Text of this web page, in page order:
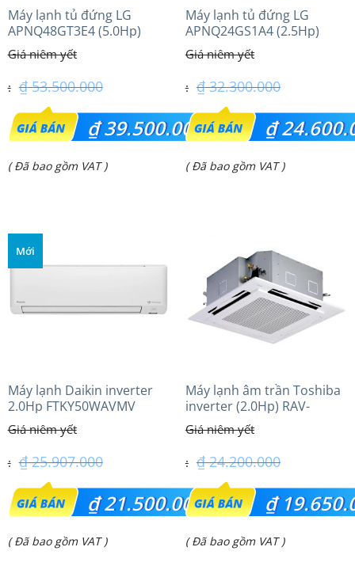
Máy lạnh tủ đứng LG
APNQ48GT3E4 (5.0Hp)
Inverter
₫53.500.000
Giá
gốc
là:
₫39.500.000
Giá
₫ 39.500.000.
( Đã bao gồm VAT )
Máy lạnh tủ đứng LG
APNQ24GS1A4 (2.5Hp)
Inverter
₫32.300.000
Giá
gốc
là:
₫
Giá
₫ 24.600.000.
( Đã bao gồm VAT )
Mới
Máy lạnh Daikin inverter
2.0Hp FTKY50WAVMV
₫25.907.000
Giá
gốc
là:
₫21.500.000
Giá
( Đã bao gồm VAT )
Máy lạnh âm trần Toshiba
inverter (2.0Hp) RAV-
GV1801AP-V
₫24.200.000
Giá
gốc
là:
₫
Giá
( Đã bao gồm VAT )